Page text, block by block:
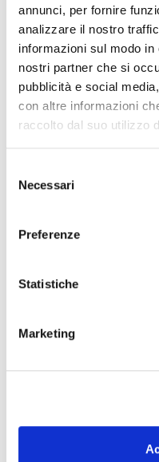
annunci, per fornire
analizzare il nostro
informazioni sul modo
nostri partner che si
pubblicità e social
con altre informazioni
raccolto dal suo utilizzo
delNecessari
Preferenze
Statistiche
Marketing
di diffusione sonora
elementi di mixer regia).
La gara è iniziata
l'inizio dei lavori si
cause dovute
all'approvigionamento
INFORMAZIONI
Gil, ovvero l'ex Cinema
al pubblico: è stato
Quando l'avanzamento
eventi esclusivi dedicati ai
gestore privato che ne
pubblico; una parte
pubblico sono riportati